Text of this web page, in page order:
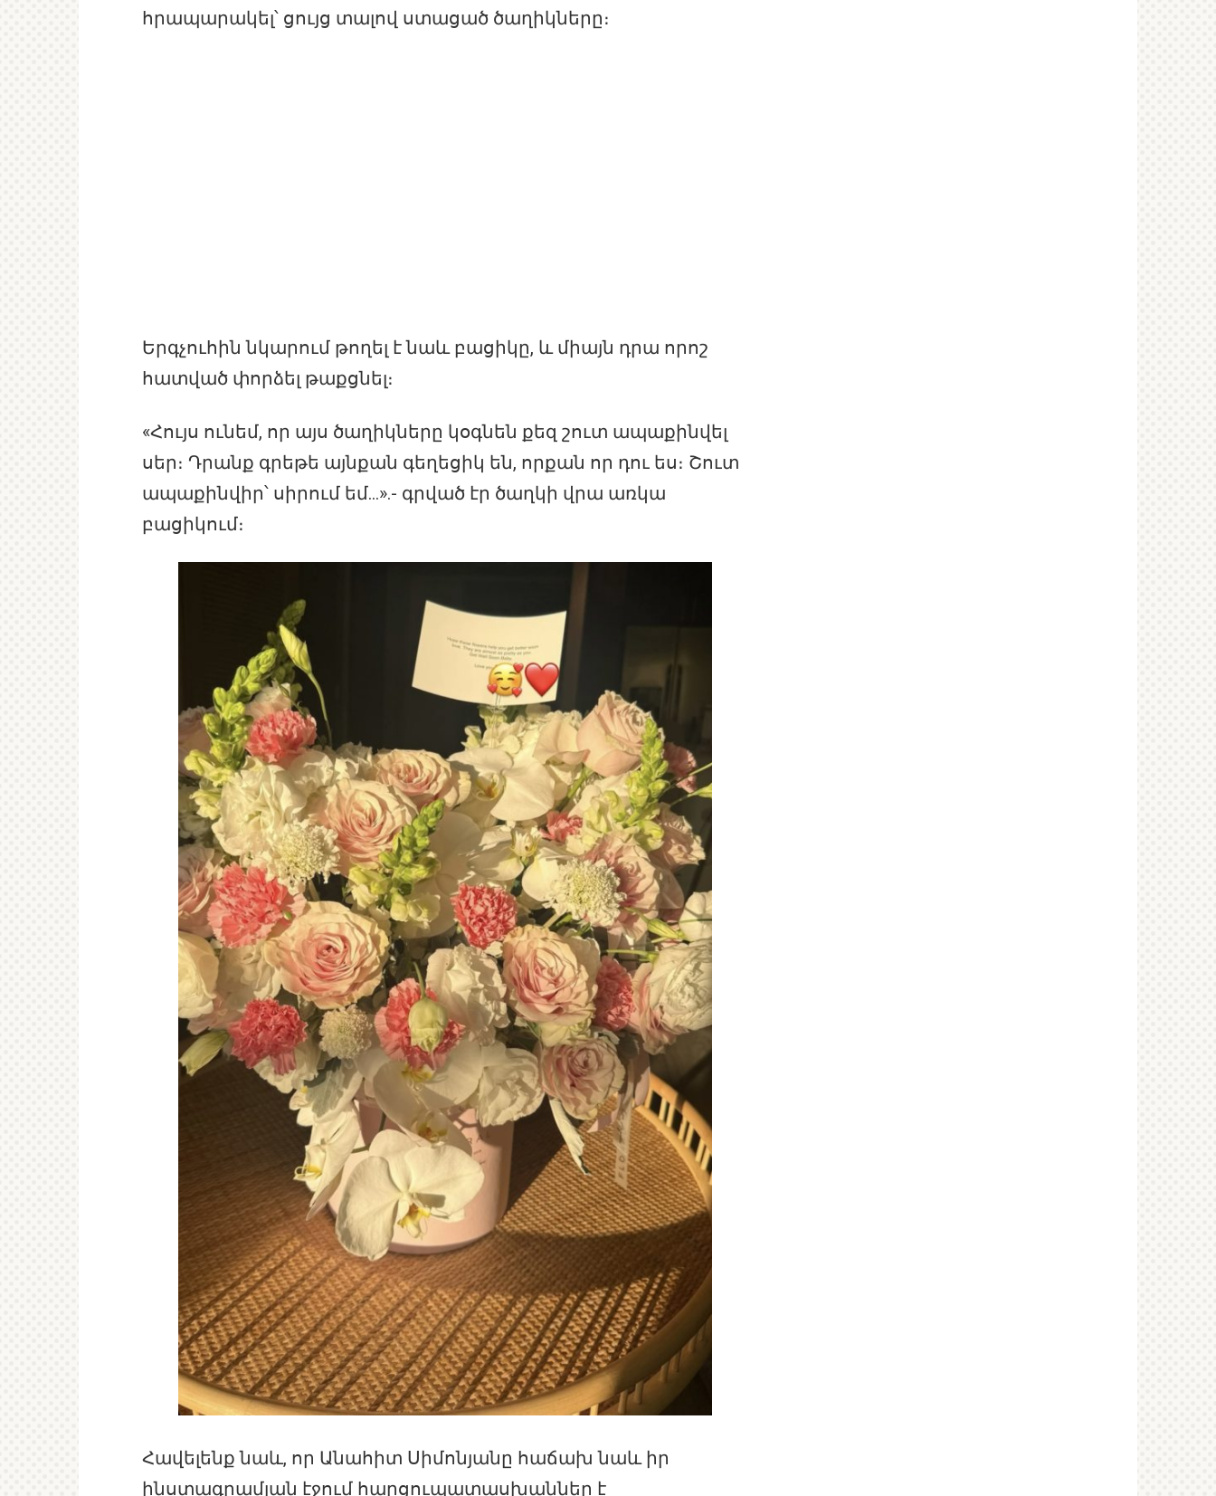
հրապարակել՝ ցույց տալով ստացած ծաղիկները։
Երգչուհին նկարում թողել է նաև բացիկը, և միայն դրա որոշ
հատված փորձել թաքցնել։
«Հույս ունեմ, որ այս ծաղիկները կօգնեն քեզ շուտ ապաքինվել
սեր։ Դրանք գրեթե այնքան գեղեցիկ են, որքան որ դու ես։ Շուտ
ապաքինվիր՝ սիրում եմ…».- գրված էր ծաղկի վրա առկա
բացիկում։
Հավելենք նաև, որ Անահիտ Սիմոնյանը հաճախ նաև իր
ինստագրամյան էջում հարցուպատասխաններ է